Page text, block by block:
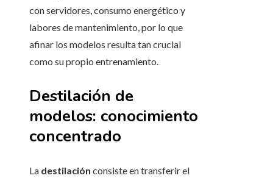
con servidores, consumo energético y
labores de mantenimiento, por lo que
afinar los modelos resulta tan crucial
como su propio entrenamiento.
Destilación de
modelos: conocimiento
concentrado
La destilación consiste en transferir el